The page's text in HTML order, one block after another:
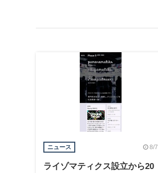
ニュース 8/7
ライゾマティクス設立から20